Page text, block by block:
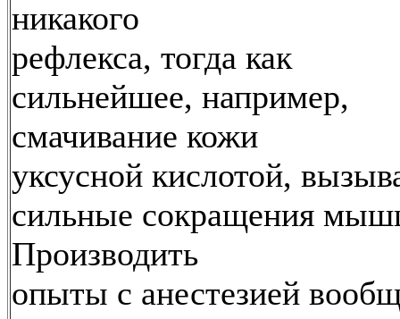
никакого
рефлекса, тогда как
сильнейшее, например,
смачивание кожи
уксусной кислотой,
сильные сокращения
Производить
опыты с анестезией